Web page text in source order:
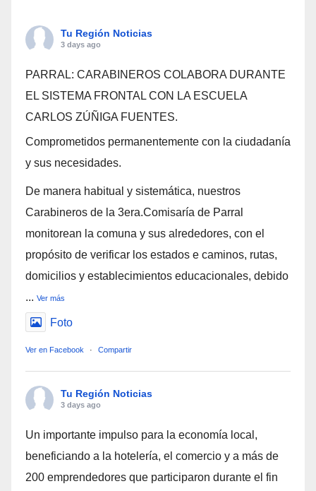
Tu Región Noticias
3 days ago
PARRAL: CARABINEROS COLABORA DURANTE
EL SISTEMA FRONTAL CON LA ESCUELA
CARLOS ZÚÑIGA FUENTES.
Comprometidos permanentemente con la ciudadanía
y sus necesidades.
De manera habitual y sistemática, nuestros
Carabineros de la 3era.Comisaría de Parral
monitorean la comuna y sus alrededores, con el
propósito de verificar los estados e caminos, rutas,
domicilios y establecimientos educacionales, debido
... Ver más
Foto
Ver en Facebook · Compartir
Tu Región Noticias
3 days ago
Un importante impulso para la economía local,
beneficiando a la hotelería, el comercio y a más de
200 emprendedores que participaron durante el fin